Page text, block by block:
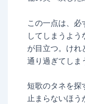
この一点は、
してしまうよ
が目立つ。けれ
通り過ぎてしま
短歌のタネを探
止まらないほう